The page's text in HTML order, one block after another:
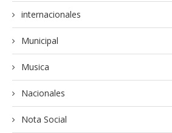
internacionales
Municipal
Musica
Nacionales
Nota Social